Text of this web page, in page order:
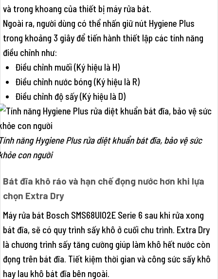
và trong khoang của thiết bị máy rửa bát.
Ngoài ra, người dùng có thể nhấn giữ nút Hygiene Plus
trong khoảng 3 giây để tiến hành thiết lập các tính năng
điều chỉnh như:
Điều chỉnh muối (Ký hiệu là H)
Điều chỉnh nước bóng (Ký hiệu là R)
Điều chỉnh độ sấy (Ký hiệu là D)
năng Hygiene Plus rửa diệt khuẩn bát đĩa, bảo vệ sức
con người
Bát đĩa khô ráo và hạn chế đọng nước hơn khi lựa
chọn Extra Dry
Máy rửa bát Bosch SMS68UI02E Serie 6 sau khi rửa xong
bát đĩa, sẽ có quy trình sấy khô ở cuối chu trình. Extra Dry
là chương trình sấy tăng cường giúp làm khô hết nước còn
đọng trên bát đĩa. Tiết kiệm thời gian và công sức sấy khô
hay lau khô bát đĩa bên ngoài.